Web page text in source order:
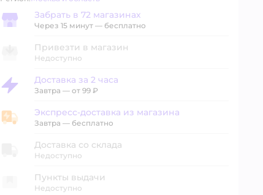
Выбор адреса доставки.
Забрать в магазине
Забрать в 72 магазинах
Через 15 минут — бесплатно
Привезти в магазин
Недоступно
Доставка за 2 часа
Доставка за 2 часа
Завтра — от 99 ₽
Экспресс-доставка из магазина
Экспресс-доставка из магазина
Завтра — бесплатно
Доставка со склада
Недоступно
Пункты выдачи
Недоступно